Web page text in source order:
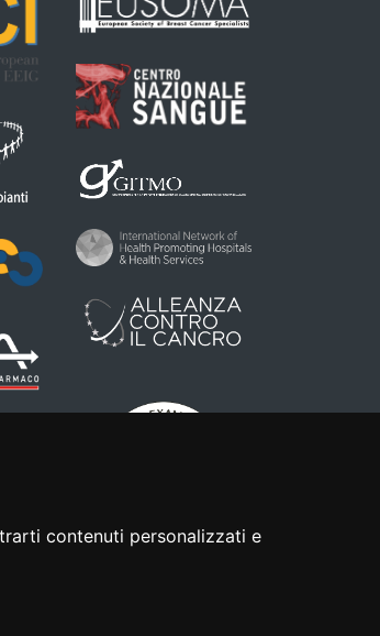
contenuti personalizzati e